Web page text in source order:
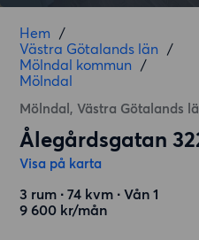
Hem /
Västra Götalands län /
Mölndal kommun /
Mölndal
Mölndal, Västra Götalands
Ålegårdsgatan
Visa på karta
3 rum ∙ 74 kvm ∙ Vån 1
9 600 kr/mån